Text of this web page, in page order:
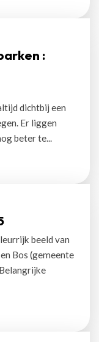
:
dichtbij een
Er liggen
beter te...
beeld van
Bos (gemeente